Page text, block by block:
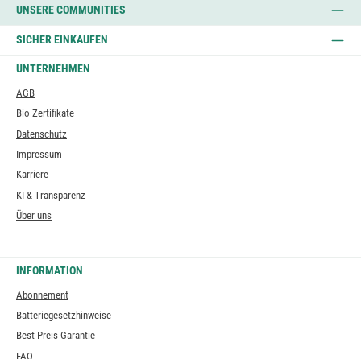
UNSERE COMMUNITIES
SICHER EINKAUFEN
UNTERNEHMEN
AGB
Bio Zertifikate
Datenschutz
Impressum
Karriere
KI & Transparenz
Über uns
INFORMATION
Abonnement
Batteriegesetzhinweise
Best-Preis Garantie
FAQ